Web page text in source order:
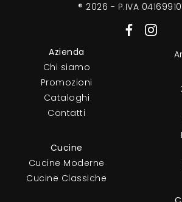
® 2026 - P.IVA
Azienda
Chi siamo
Promozioni
Cataloghi
Contatti
Cucine
Cucine Moderne
Cucine Classiche